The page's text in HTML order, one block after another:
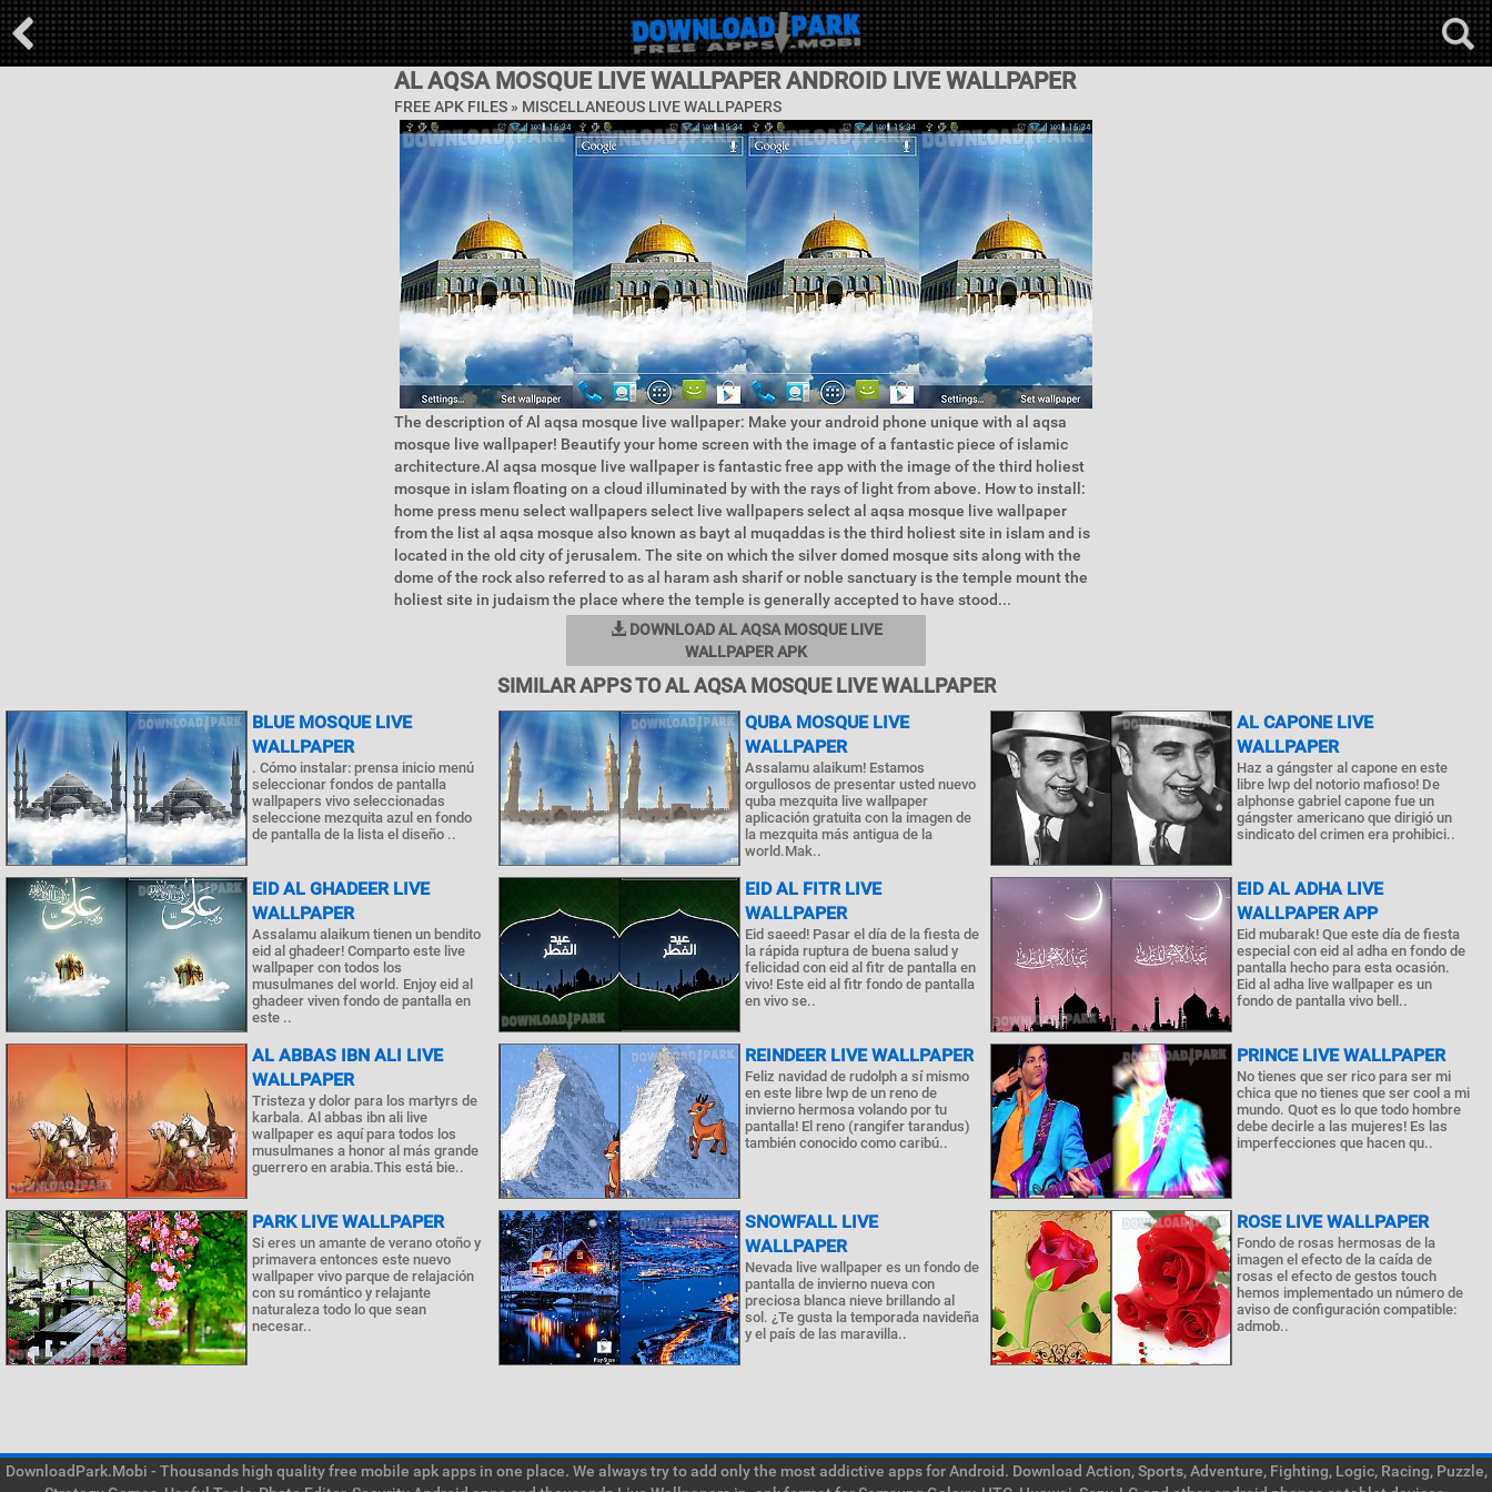
AL AQSA MOSQUE LIVE WALLPAPER ANDROID LIVE WALLPAPER
FREE APK FILES » MISCELLANEOUS LIVE WALLPAPERS
The description of Al aqsa mosque live wallpaper: Make your android phone unique with al aqsa
mosque live wallpaper! Beautify your home screen with the image of a fantastic piece of islamic
architecture.Al aqsa mosque live wallpaper is fantastic free app with the image of the third holiest
mosque in islam floating on a cloud illuminated by with the rays of light from above. How to install:
home press menu select wallpapers select live wallpapers select al aqsa mosque live wallpaper
from the list al aqsa mosque also known as bayt al muqaddas is the third holiest site in islam and is
located in the old city of jerusalem. The site on which the silver domed mosque sits along with the
dome of the rock also referred to as al haram ash sharif or noble sanctuary is the temple mount the
holiest site in judaism the place where the temple is generally accepted to have stood...
DOWNLOAD AL AQSA MOSQUE LIVE
WALLPAPER APK
SIMILAR APPS TO AL AQSA MOSQUE LIVE WALLPAPER
BLUE MOSQUE LIVE
WALLPAPER
. Cómo instalar: prensa inicio menú
seleccionar fondos de pantalla
wallpapers vivo seleccionadas
seleccione mezquita azul en fondo
de pantalla de la lista el diseño ..
QUBA MOSQUE LIVE
WALLPAPER
Assalamu alaikum! Estamos
orgullosos de presentar usted nuevo
quba mezquita live wallpaper
aplicación gratuita con la imagen de
la mezquita más antigua de la
world.Mak..
AL CAPONE LIVE
WALLPAPER
Haz a gángster al capone en este
libre lwp del notorio mafioso! De
alphonse gabriel capone fue un
gángster americano que dirigió un
sindicato del crimen era prohibici..
EID AL GHADEER LIVE
WALLPAPER
Assalamu alaikum tienen un bendito
eid al ghadeer! Comparto este live
wallpaper con todos los
musulmanes del world. Enjoy eid al
ghadeer viven fondo de pantalla en
este ..
EID AL FITR LIVE
WALLPAPER
Eid saeed! Pasar el día de la fiesta de
la rápida ruptura de buena salud y
felicidad con eid al fitr de pantalla en
vivo! Este eid al fitr fondo de pantalla
en vivo se..
EID AL ADHA LIVE
WALLPAPER APP
Eid mubarak! Que este día de fiesta
especial con eid al adha en fondo de
pantalla hecho para esta ocasión.
Eid al adha live wallpaper es un
fondo de pantalla vivo bell..
AL ABBAS IBN ALI LIVE
WALLPAPER
Tristeza y dolor para los martyrs de
karbala. Al abbas ibn ali live
wallpaper es aquí para todos los
musulmanes a honor al más grande
guerrero en arabia.This está bie..
REINDEER LIVE WALLPAPER
Feliz navidad de rudolph a sí mismo
en este libre lwp de un reno de
invierno hermosa volando por tu
pantalla! El reno (rangifer tarandus)
también conocido como caribú..
PRINCE LIVE WALLPAPER
No tienes que ser rico para ser mi
chica que no tienes que ser cool a mi
mundo. Quot es lo que todo hombre
debe decirle a las mujeres! Es las
imperfecciones que hacen qu..
PARK LIVE WALLPAPER
Si eres un amante de verano otoño y
primavera entonces este nuevo
wallpaper vivo parque de relajación
con su romántico y relajante
naturaleza todo lo que sean
necesar..
SNOWFALL LIVE
WALLPAPER
Nevada live wallpaper es un fondo de
pantalla de invierno nueva con
preciosa blanca nieve brillando al
sol. ¿Te gusta la temporada navideña
y el país de las maravilla..
ROSE LIVE WALLPAPER
Fondo de rosas hermosas de la
imagen el efecto de la caída de
rosas el efecto de gestos touch
hemos implementado un número de
aviso de configuración compatible:
admob..
DownloadPark.Mobi - Thousands high quality free mobile apk apps in one place. We always try to add only the most addictive apps for Android. Download Action, Sports, Adventure, Fighting, Logic, Racing, Puzzle,